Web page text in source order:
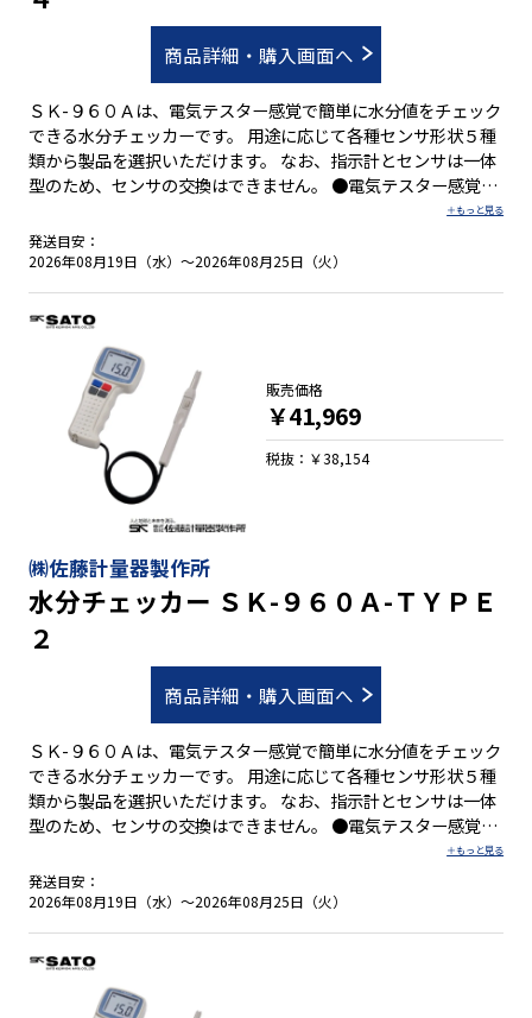
商品詳細・購入画面へ
ＳＫ-９６０Ａは、電気テスター感覚で簡単に水分値をチェック
できる水分チェッカーです。 用途に応じて各種センサ形状５種
類から製品を選択いただけます。 なお、指示計とセンサは一体
型のため、センサの交換はできません。 ●電気テスター感覚で
簡単水分チェック ●簡単。センサを試料にあてるだけ ●速い。
スイッチを押すだけで測定完了 ●正確。標準レンジの他に7つ
のユーザーズレンジ機能 ●平均値も表示可能
発送目安：
2026年08月19日（水）～2026年08月25日（火）
㈱佐藤計量器製作所
水分チェッカー ＳＫ-９６０Ａ-ＴＹＰＥ
２
商品詳細・購入画面へ
ＳＫ-９６０Ａは、電気テスター感覚で簡単に水分値をチェック
できる水分チェッカーです。 用途に応じて各種センサ形状５種
類から製品を選択いただけます。 なお、指示計とセンサは一体
型のため、センサの交換はできません。 ●電気テスター感覚で
簡単水分チェック ●簡単。センサを試料にあてるだけ ●速い。
スイッチを押すだけで測定完了 ●正確。標準レンジの他に7つ
のユーザーズレンジ機能 ●平均値も表示可能
発送目安：
2026年08月19日（水）～2026年08月25日（火）
販売価格
￥41,969
税抜：￥38,154